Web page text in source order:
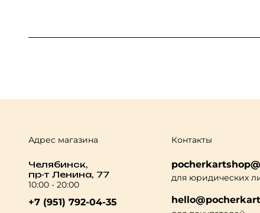
Адрес магазина
Челябинск,
пр-т Ленина, 77
10:00 - 20:00
+7 (951) 792-04-35
Контакты
для юридических